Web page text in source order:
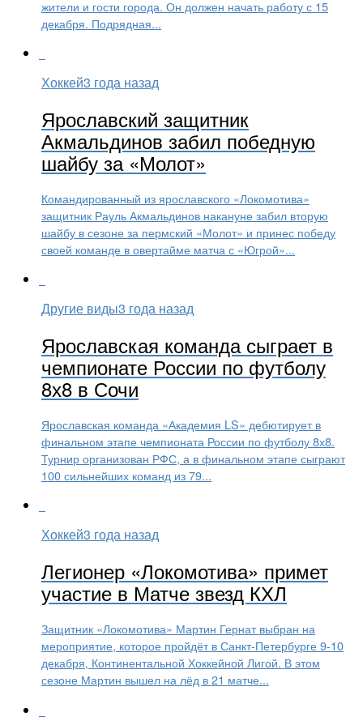
жители и гости города. Он должен начать работу с 15
декабря. Подрядная...
Хоккей3 года назад
Ярославский защитник
Акмальдинов забил победную
шайбу за «Молот»
Командированный из ярославского «Локомотива»
защитник Рауль Акмальдинов накануне забил вторую
шайбу в сезоне за пермский «Молот» и принес победу
своей команде в овертайме матча с «Югрой»...
Другие виды3 года назад
Ярославская команда сыграет в
чемпионате России по футболу
8х8 в Сочи
Ярославская команда «Академия LS» дебютирует в
финальном этапе чемпионата России по футболу 8х8.
Турнир организован РФС, а в финальном этапе сыграют
100 сильнейших команд из 79...
Хоккей3 года назад
Легионер «Локомотива» примет
участие в Матче звезд КХЛ
Защитник «Локомотива» Мартин Гернат выбран на
мероприятие, которое пройдёт в Санкт-Петербурге 9-10
декабря, Континентальной Хоккейной Лигой. В этом
сезоне Мартин вышел на лёд в 21 матче...